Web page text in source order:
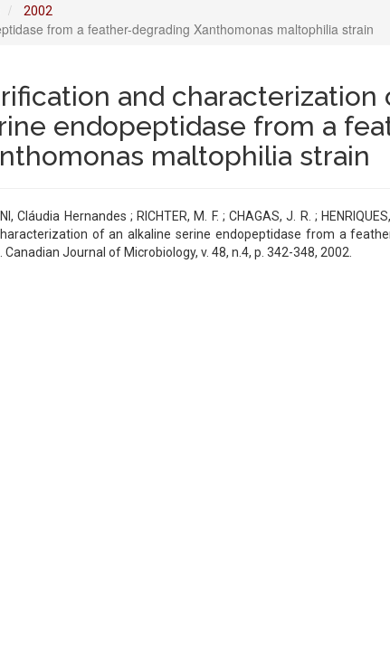
2002
from a feather-degrading Xanthomonas maltophilia strain
and characterization
endopeptidase from a
maltophilia strain
Cláudia Hernandes ; RICHTER, M. F. ; CHAGAS, J. R. ;
of an alkaline serine endopeptidase from a
Canadian Journal of Microbiology, v. 48, n.4, p. 342-348, 2002.